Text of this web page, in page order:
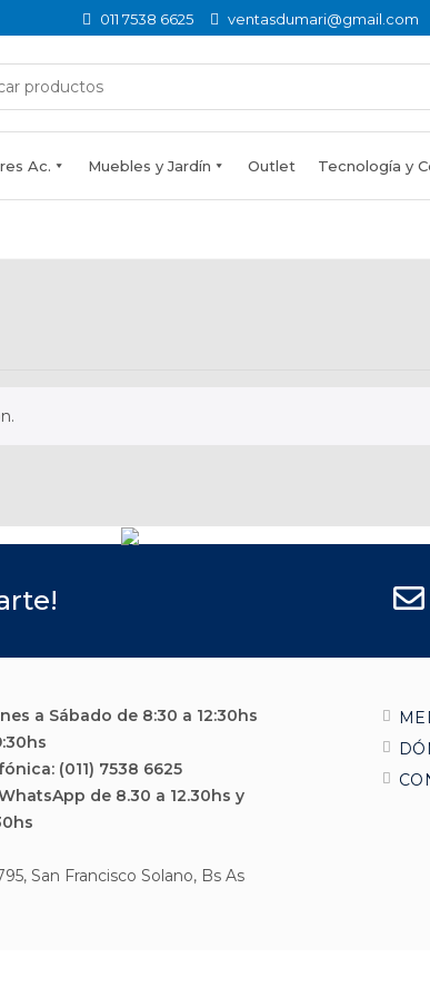
011 7538 6625 ventasdumari@gmail.com
Ac. Muebles y Jardín Outlet Tecnología y
a Sábado de 8:30 a 12:30hs
(011) 7538 6625
de 8.30 a 12.30hs y
San Francisco Solano, Bs As